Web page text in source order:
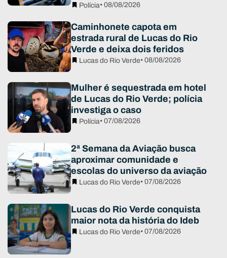
Polícia• 08/08/2026
Caminhonete capota em
estrada rural de Lucas do Rio
Verde e deixa dois feridos
Lucas do Rio Verde• 08/08/2026
Mulher é sequestrada em hotel
de Lucas do Rio Verde; polícia
investiga o caso
Polícia• 07/08/2026
2ª Semana da Aviação busca
aproximar comunidade e
escolas do universo da aviação
Lucas do Rio Verde• 07/08/2026
Lucas do Rio Verde conquista
maior nota da história do Ideb
Lucas do Rio Verde• 07/08/2026